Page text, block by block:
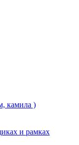
камила )
и рамках